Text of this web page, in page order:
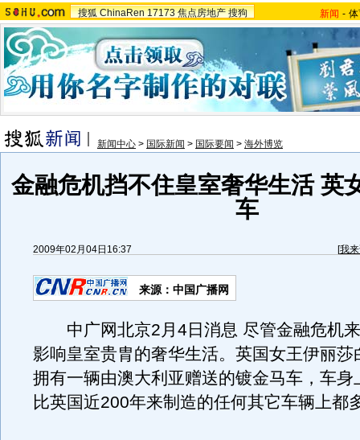
搜狐 ChinaRen 17173 焦点房地产 搜狗 新闻 -
新闻中心 > 国际新闻 > 国际要闻 > 海外博览
金融危机挡不住皇室奢华生活 英
车
2009年02月04日16:37 [我
来源：中国广播网
中广网北京2月4日消息 尽管金融危机
影响皇室贵胄的奢华生活。英国女王伊丽莎
拥有一辆由澳大利亚赠送的镀金马车，车身
比英国近200年来制造的任何其它车辆上都